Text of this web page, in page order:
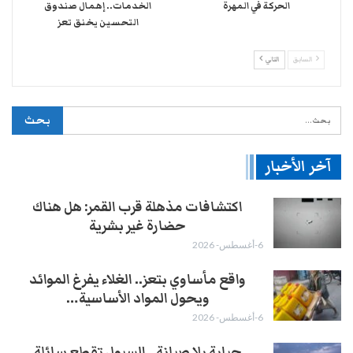
الحركة في المهرة ​
الخدمات.. إهمال صندوق
التحسين يخنق تعز
السابق التالي
آخر الأخبار
اكتشافات مذهلة قرب القمر: هل هناك
حضارة غير بشرية
6-أغسطس- 2026
واقع مأساوي بتعز.. الغلاء يفرغ الموائد
ويحول المواد الأساسية…
6-أغسطس- 2026